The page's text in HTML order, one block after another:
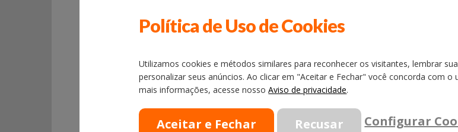
Porto de Santos e EADI´s (Portos Secos):
- Normal no dia de hoje, sendo que às terças e quintas-feiras têm parada total.
Abaixo, segue a íntegra da notícia divulgada hoje (22/07) no site do SINDIFISCO, sobre o
Carreira dos Fiscais da Receita Federal:
Política de Uso de Cookies
Utilizamos cookies e métodos similares para reconhecer os visitantes, lembrar
personalizar seus anúncios. Ao clicar em "Aceitar e Fechar" você concorda com
mais informações, acesse nossoAviso de privacidade.
Configurar